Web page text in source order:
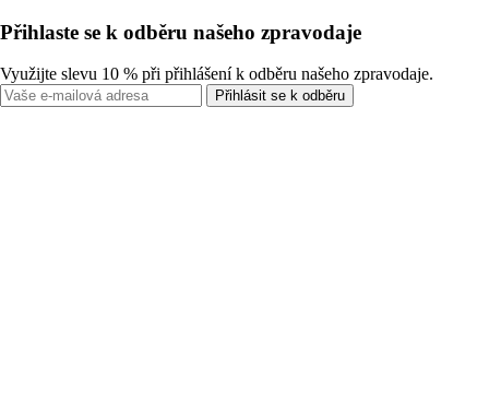
Přihlaste se k odběru našeho zpravodaje
Využijte slevu 10 % při přihlášení k odběru našeho zpravodaje.
Přihlásit se k odběru